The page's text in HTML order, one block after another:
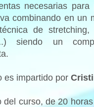
necesarias
combinando en un
de
siendo un
es impartido por
curso, de 20